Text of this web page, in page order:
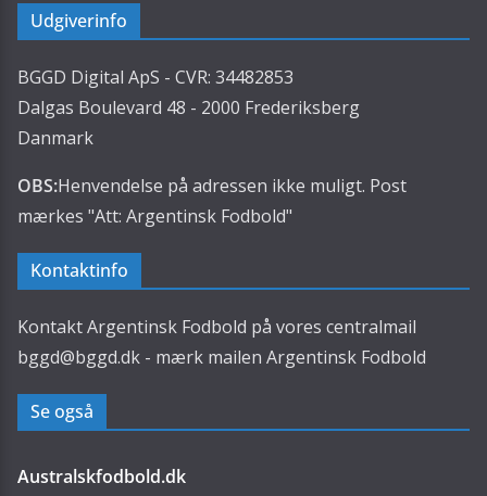
Udgiverinfo
BGGD Digital ApS - CVR: 34482853
Dalgas Boulevard 48 - 2000 Frederiksberg
Danmark
OBS:Henvendelse på adressen ikke muligt. Post
mærkes "Att: Argentinsk Fodbold"
Kontaktinfo
Kontakt Argentinsk Fodbold på vores centralmail
bggd@bggd.dk - mærk mailen Argentinsk Fodbold
Se også
Australskfodbold.dk